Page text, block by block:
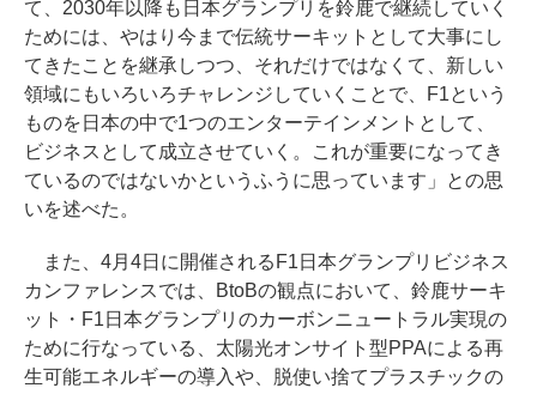
て、2030年以降も日本グランプリを鈴鹿で継続していく
ためには、やはり今まで伝統サーキットとして大事にし
てきたことを継承しつつ、それだけではなくて、新しい
領域にもいろいろチャレンジしていくことで、F1という
ものを日本の中で1つのエンターテインメントとして、
ビジネスとして成立させていく。これが重要になってき
ているのではないかというふうに思っています」との思
いを述べた。
また、4月4日に開催されるF1日本グランプリビジネス
カンファレンスでは、BtoBの観点において、鈴鹿サーキ
ット・F1日本グランプリのカーボンニュートラル実現の
ために行なっている、太陽光オンサイト型PPAによる再
生可能エネルギーの導入や、脱使い捨てプラスチックの